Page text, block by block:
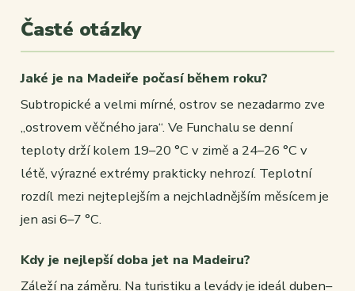
Časté otázky
Jaké je na Madeiře počasí během roku?
Subtropické a velmi mírné, ostrov se nezadarmo zve
„ostrovem věčného jara“. Ve Funchalu se denní
teploty drží kolem 19–20 °C v zimě a 24–26 °C v
létě, výrazné extrémy prakticky nehrozí. Teplotní
rozdíl mezi nejteplejším a nejchladnějším měsícem je
jen asi 6–7 °C.
Kdy je nejlepší doba jet na Madeiru?
Záleží na záměru. Na turistiku a levády je ideál duben–